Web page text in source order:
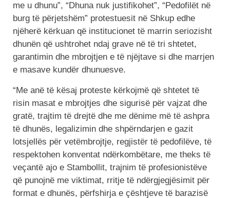
me u dhunu”, “Dhuna nuk justifikohet”, “Pedofilët në
burg të përjetshëm” protestuesit në Shkup edhe
njëherë kërkuan që institucionet të marrin seriozisht
dhunën që ushtrohet ndaj grave në të tri shtetet,
garantimin dhe mbrojtjen e të njëjtave si dhe marrjen
e masave kundër dhunuesve.
“Me anë të kësaj proteste kërkojmë që shtetet të
risin masat e mbrojtjes dhe sigurisë për vajzat dhe
gratë, trajtim të drejtë dhe me dënime më të ashpra
të dhunës, legalizimin dhe shpërndarjen e gazit
lotsjellës për vetëmbrojtje, regjistër të pedofilëve, të
respektohen konventat ndërkombëtare, me theks të
veçantë ajo e Stambollit, trajnim të profesionistëve
që punojnë me viktimat, rritje të ndërgjegjësimit për
format e dhunës, përfshirja e çështjeve të barazisë